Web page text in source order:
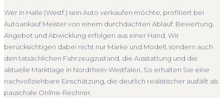
Bezahlung erfolgt direkt bei Übergabe, auf Wunsch
übernehmen wir auch die Abmeldung.
Abholung Halle (Westf.) Nicht fahrbereit
Barzahlung
Abmeldung inklusive
deutschlandweit an — auch in Halle (Westf.) und ganz
Nordrhein-Westfalen. Sie erhalten eine kostenlose
Bewertung, ein verbindliches Angebot und auf Wunsch den
kompletten Service von der Abholung bis zur Abmeldung.
Über 4.800 zufriedene Kunden sprechen für sich.
Seit 2010 4.800+ Ankäufe
Komplettservice
Nordrhein-Westfalen
Wer in Halle (Westf.) sein Auto verkaufen möchte, profitiert bei
Autoankauf Meister von einem durchdachten Ablauf: Bewertung,
Angebot und Abwicklung erfolgen aus einer Hand. Wir
berücksichtigen dabei nicht nur Marke und Modell, sondern auch
den tatsächlichen Fahrzeugzustand, die Ausstattung und die
aktuelle Marktlage in Nordrhein-Westfalen. So erhalten Sie eine
nachvollziehbare Einschätzung, die deutlich realistischer ausfällt als
pauschale Online-Rechner.